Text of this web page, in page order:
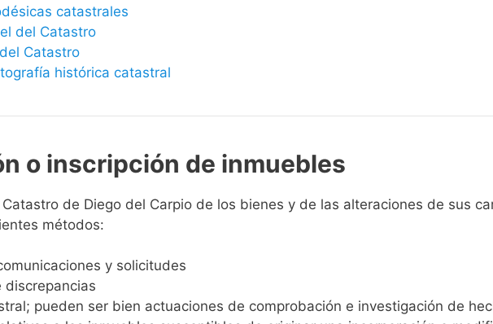
catastrales
del Catastro
Catastro
histórica catastral
o inscripción de inmuebles
de Diego del Carpio de los bienes y de las alteraciones de sus
métodos:
y solicitudes
discrepancias
pueden ser bien actuaciones de comprobación e investigación de